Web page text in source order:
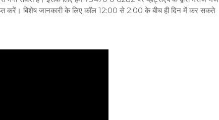
करें। बिशेष जानकारी के लिए कॉल 12:00 से 2:00 के बीच ही दिन में कर सकते